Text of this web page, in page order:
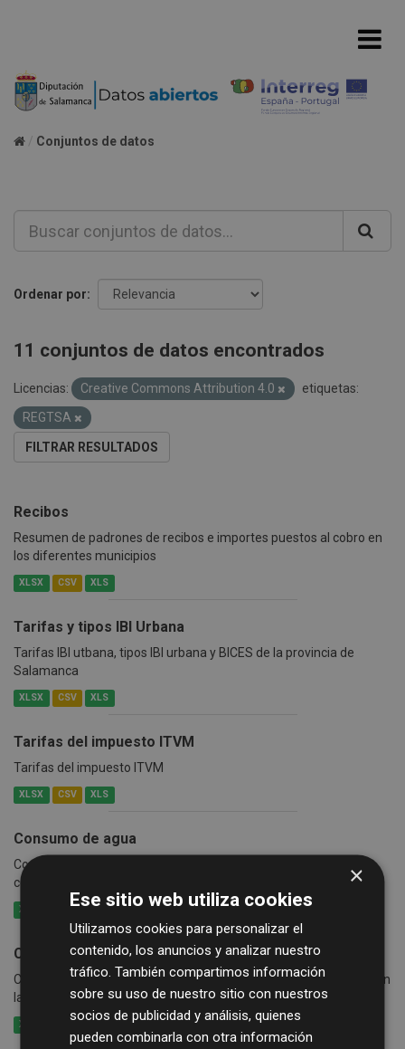
Conjuntos de datos
Ordenar por
11 conjuntos de datos encontrados
Licencias: Creative Commons Attribution 4.0
etiquetas:
REGTSA
FILTRAR RESULTADOS
Recibos
Resumen de padrones de recibos e importes puestos al cobro en
los diferentes municipios
XLSX CSV XLS
Tarifas y tipos IBI Urbana
Tarifas IBI utbana, tipos IBI urbana y BICES de la provincia de
Salamanca
XLSX CSV XLS
Tarifas del impuesto ITVM
Tarifas del impuesto ITVM
XLSX CSV XLS
Consumo de agua
Consumo de agua por calles y periodo en los municipios que
cobran exclusivamente la tasa de agua
XLSX CSV XLS
Consumo de agua, basura y alcantarillado
Consumo de agua por calle y periodo en los municipios que cobran
la tasa de agua conjuntamente con basura y alcantarillado
XLSX
×
Ese sitio web utiliza cookies
Utilizamos cookies para personalizar el
contenido, los anuncios y analizar nuestro
tráfico. También compartimos información
sobre su uso de nuestro sitio con nuestros
socios de publicidad y análisis, quienes
pueden combinarla con otra información